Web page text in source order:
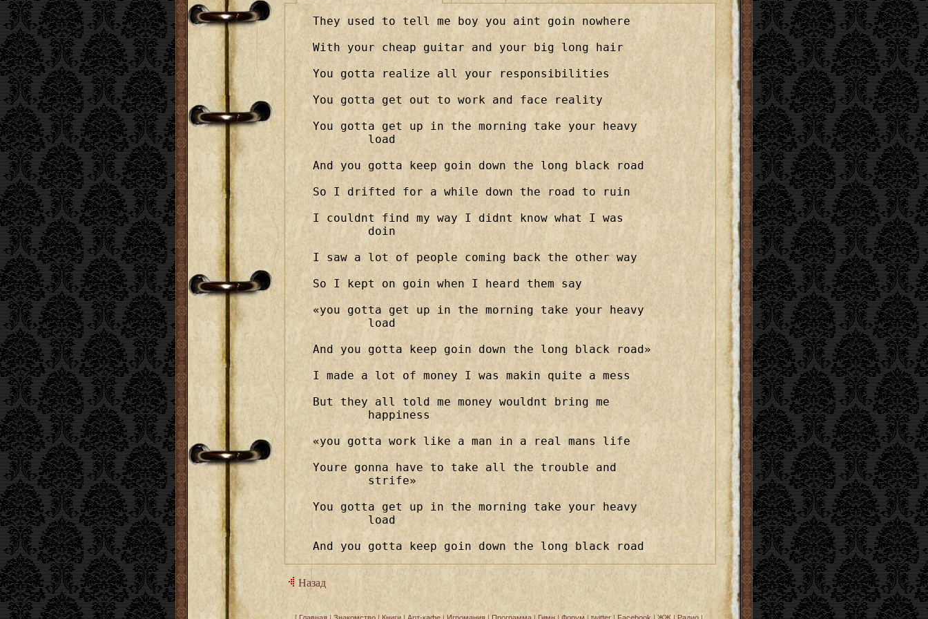
They used to tell me boy you aint goin nowhere
With your cheap guitar and your big long hair
You gotta realize all your responsibilities
You gotta get out to work and face reality
You gotta get up in the morning take your heavy
	load
And you gotta keep goin down the long black road
So I drifted for a while down the road to ruin
I couldnt find my way I didnt know what I was
	doin
I saw a lot of people coming back the other way
So I kept on goin when I heard them say
«you gotta get up in the morning take your heavy
	load
And you gotta keep goin down the long black road»
I made a lot of money I was makin quite a mess
But they all told me money wouldnt bring me
«you gotta work like a man in a real mans life
Youre gonna have to take all the trouble and
	strife»
You gotta get up in the morning take your heavy
And you gotta keep goin down the long black road
Назад